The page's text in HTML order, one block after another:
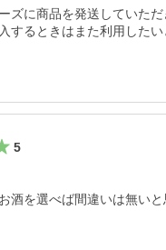
ズに商品を発送していただ
するときはまた利用した
5
酒を選べば間違いは無いと